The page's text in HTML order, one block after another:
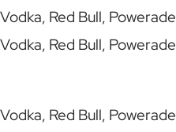
Red Bull, Powerade
Red Bull, Powerade
Red Bull, Powerade